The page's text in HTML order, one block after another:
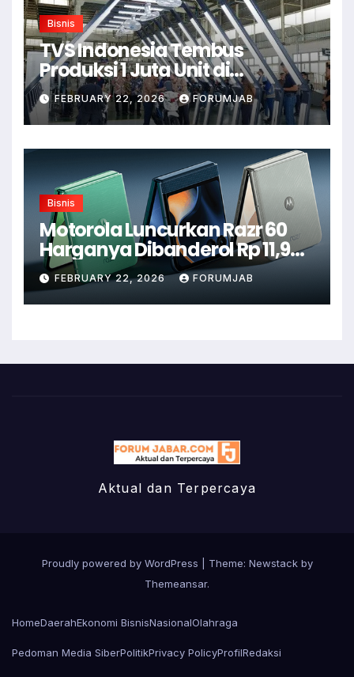
Bisnis
TVS Indonesia Tembus
Produksi 1 Juta Unit di
Karawang
FEBRUARY 22, 2026 FORUMJAB
Bisnis
Motorola Luncurkan Razr 60
Harganya Dibanderol Rp 11,9
Juta
FEBRUARY 22, 2026 FORUMJAB
Aktual dan Terpercaya
Proudly powered by WordPress Theme: Newstackby
Themeansar.
HomeDaerahEkonomi BisnisNasionalOlahraga
Pedoman Media SiberPolitikPrivacy PolicyProfilRedaksi